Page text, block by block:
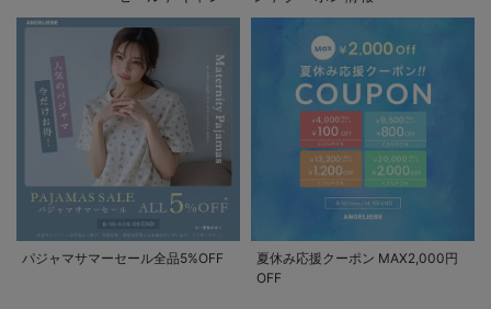
パジャマサマーセール全品5%OFF
夏休み応援クーポン MAX2,000円
OFF